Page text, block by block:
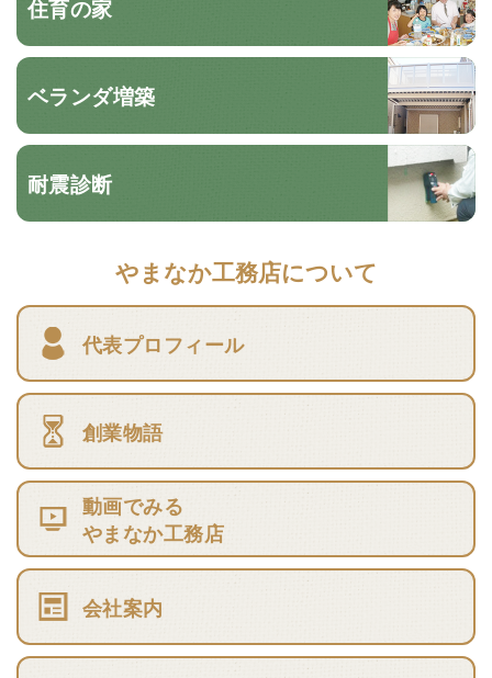
住育の家
ベランダ増築
耐震診断
やまなか工務店について
代表プロフィール
創業物語
動画でみる
やまなか工務店
会社案内